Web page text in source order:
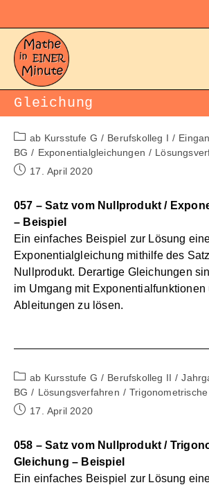
springen
Gleichung
Beitrags-
Kategorie:
ab Kursstufe G / Berufskolleg I /
BG / Exponentialgleichungen /
Beitrag17. April 2020
057 – Satz vom Nullprodukt /
– Beispiel
Ein einfaches Beispiel zur Lösung
Exponentialgleichung mithilfe des
Nullprodukt. Derartige Gleichungen
im Umgang mit Exponentialfunktionen
Ableitungen zu lösen.
Beitrags-
Kategorie:
ab Kursstufe G / Berufskolleg II /
BG / Lösungsverfahren /
Beitrag17. April 2020
058 – Satz vom Nullprodukt /
Gleichung – Beispiel
Ein einfaches Beispiel zur Lösung